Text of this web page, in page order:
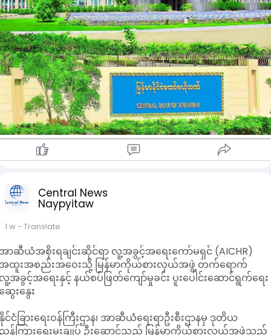
န်ကြမ်းပစ္စည်းများက (၆ ရာခိုင်နှုန်း)၊ တိရစ္ဆာန်အစာက (၅
ာခိုင်နှုန်း)၊ စက်မှုကုန်ကြမ်းနှင့် စာရေးကိရိယာကဏ္ဍတို့မှ (၄
ာခိုင်နှုန်း) စီ၊ ထုတ်ပိုးမှုပစ္စည်းနှင့် ဆောက်လုပ်ရေးလုပ်ငန်းသုံး
စ္စည်းကဏ္ဍတို့မှ (၁ ရာခိုင်နှုန်း) စီအသီးသီး နိုင်ငံခြားငွေ ဝယ်ယူရရှိ
ကြောင်း ဗဟိုဘဏ်၏ ထုတ်ပြန်ချက်အရ သိရသည်။
Central News
Naypyitaw
1 w- Translate
ာဆီယံအစိုးရချင်းဆိုင်ရာ လူ့အခွင့်အရေးကော်မရှင် (AICHR)
ထူးအစည်းအဝေးသို့ မြန်မာကိုယ်စားလှယ်အဖွဲ့ တက်ရောက်
အခွင့်အရေးနှင့် နယ်စပ်ဖြတ်ကျော်မှုခင်း ပူးပေါင်းဆောင်ရွက်ရေး
ေးနွေး
င်ငံခြားရေးဝန်ကြီးဌာန၊ အာဆီယံရေးရာဦးစီးဌာနမှ ဒုတိယ
န်ကြားရေးမှူးချုပ် ဦးဆောင်သည့် မြန်မာကိုယ်စားလှယ်အဖွဲ့သည်